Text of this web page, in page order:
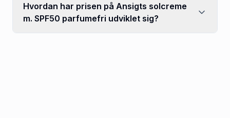
Hvordan har prisen på Ansigts solcreme
m. SPF50 parfumefri udviklet sig?